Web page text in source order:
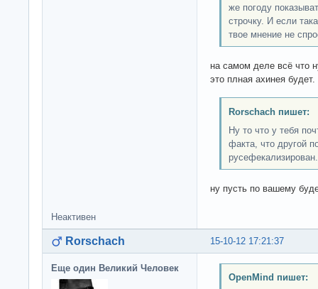
же погоду
строчку. И если
твое мнение не
на самом деле всё что
это плная ахинея
Rorschach пишет:
Ну то что у тебя
факта, что другой
русефекализирован.
ну пусть по вашему
Неактивен
15-10-12 17:21:37
Rorschach
Еще один Великий Человек
OpenMind пишет: